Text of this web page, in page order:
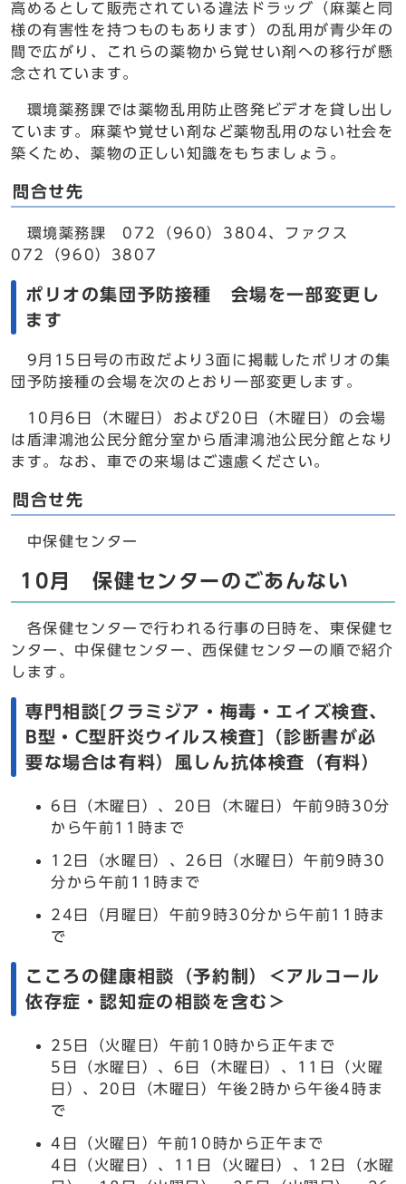
高めるとして販売されている違法ドラッグ（麻薬と同
様の有害性を持つものもあります）の乱用が青少年の
間で広がり、これらの薬物から覚せい剤への移行が懸
念されています。
環境薬務課では薬物乱用防止啓発ビデオを貸し出し
ています。麻薬や覚せい剤など薬物乱用のない社会を
築くため、薬物の正しい知識をもちましょう。
問合せ先
環境薬務課 072（960）3804、ファクス
072（960）3807
ポリオの集団予防接種 会場を一部変更し
ます
9月15日号の市政だより3面に掲載したポリオの集
団予防接種の会場を次のとおり一部変更します。
10月6日（木曜日）および20日（木曜日）の会場
は盾津鴻池公民分館分室から盾津鴻池公民分館となり
ます。なお、車での来場はご遠慮ください。
問合せ先
中保健センター
10月 保健センターのごあんない
各保健センターで行われる行事の日時を、東保健セ
ンター、中保健センター、西保健センターの順で紹介
します。
専門相談[クラミジア・梅毒・エイズ検査、
B型・C型肝炎ウイルス検査]（診断書が必
要な場合は有料）風しん抗体検査（有料）
6日（木曜日）、20日（木曜日）午前9時30分
から午前11時まで
12日（水曜日）、26日（水曜日）午前9時30
分から午前11時まで
24日（月曜日）午前9時30分から午前11時ま
で
こころの健康相談（予約制）＜アルコール
依存症・認知症の相談を含む＞
25日（火曜日）午前10時から正午まで
5日（水曜日）、6日（木曜日）、11日（火曜
日）、20日（木曜日）午後2時から午後4時ま
で
4日（火曜日）午前10時から正午まで
4日（火曜日）、11日（火曜日）、12日（水曜